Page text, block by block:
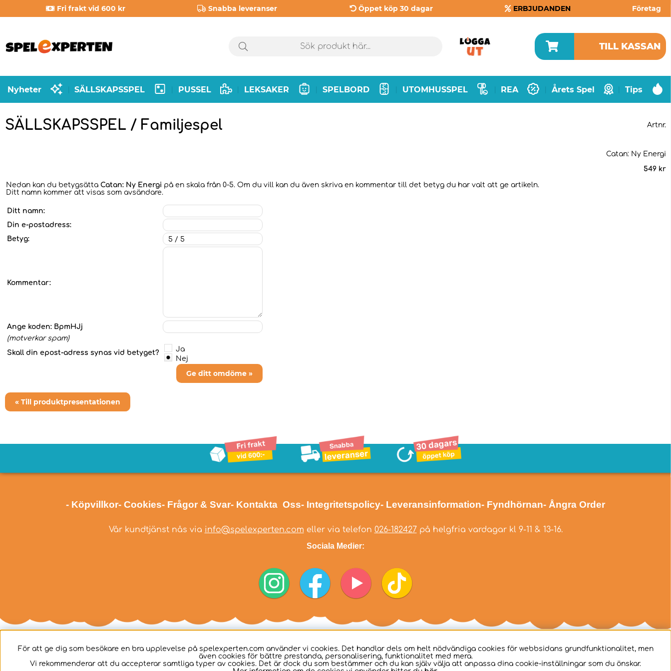
Fri frakt vid 600 kr Snabba leveranser Öppet köp 30 dagar ERBJUDANDEN Företag
TILL KASSAN
Nyheter SÄLLSKAPSSPEL PUSSEL LEKSAKER SPELBORD UTOMHUSSPEL REA Årets Spel Tips
SÄLLSKAPSSPEL / Familjespel Artnr.
Catan: Ny Energi
549 kr
Nedan kan du betygsätta Catan: Ny Energi på en skala från 0-5. Om du vill kan du även skriva en kommentar till det betyg du har valt att ge artikeln.
Ditt namn kommer att visas som avsändare.
Ditt namn:
Din e-postadress:
Betyg:
Kommentar:
Ange koden: BpmHJj
(motverkar spam)
Skall din epost-adress synas vid betyget?
Ja
Nej
Ge ditt omdöme »
« Till produktpresentationen
- Köpvillkor- Cookies- Frågor & Svar- Kontakta Oss- Integritetspolicy- Leveransinformation- Fyndhörnan- Ångra Order
Vår kundtjänst nås via info@spelexperten.com eller via telefon 026-182427på helgfria vardagar kl 9-11 & 13-16.
Sociala Medier:
För att ge dig som besökare en bra upplevelse på spelexperten.com använder vi cookies. Det handlar dels om helt nödvändiga cookies för webbsidans grundfunktionalitet, men
även cookies för bättre prestanda, personalisering, funktionalitet med mera.
Vi rekommenderar att du accepterar samtliga typer av cookies. Det är dock du som bestämmer och du kan själv välja att anpassa dina cookie-inställningar som du önskar.